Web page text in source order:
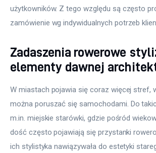
użytkowników. Z tego względu są często
zamówienie wg indywidualnych potrzeb
Zadaszenia rowerowe
elementy dawnej
W miastach pojawia się coraz więcej stref,
można poruszać się samochodami. Do
m.in. miejskie starówki, gdzie pośród
dość często pojawiają się przystanki
ich stylistyka nawiązywała do estetyki